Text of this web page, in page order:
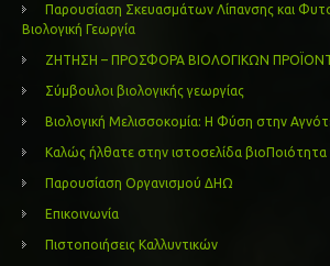
Παρουσίαση Σκευασμάτων Λίπανσης και
Βιολογική Γεωργία
ΖΗΤΗΣΗ – ΠΡΟΣΦΟΡΑ ΒΙΟΛΟΓΙΚΩΝ
Σύμβουλοι βιολογικής γεωργίας
Βιολογική Μελισσοκομία: Η Φύση στην
Καλώς ήλθατε στην ιστοσελίδα βιοΠοιότητα
Παρουσίαση Οργανισμού ΔΗΩ
Επικοινωνία
Πιστοποιήσεις Καλλυντικών